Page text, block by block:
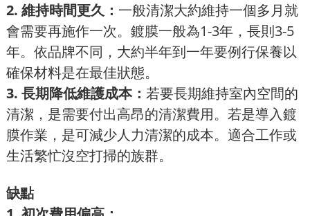
2. 維持時間更久： 一般清潔大約維持一個多月就
會需要再施作一次。鍍膜一般為1-3年，長則3-5
年。依品牌不同，大約半年到一年要例行保養以
確保材料是在最佳狀態。
3. 長期降低維護成本： 若要長期維持室內空間的
清潔，是需要付出高昂的清潔費用。若是導入鍍
膜作業，是可減少人力清潔的成本。適合工作或
生活繁忙沒空打掃的族群。
缺點